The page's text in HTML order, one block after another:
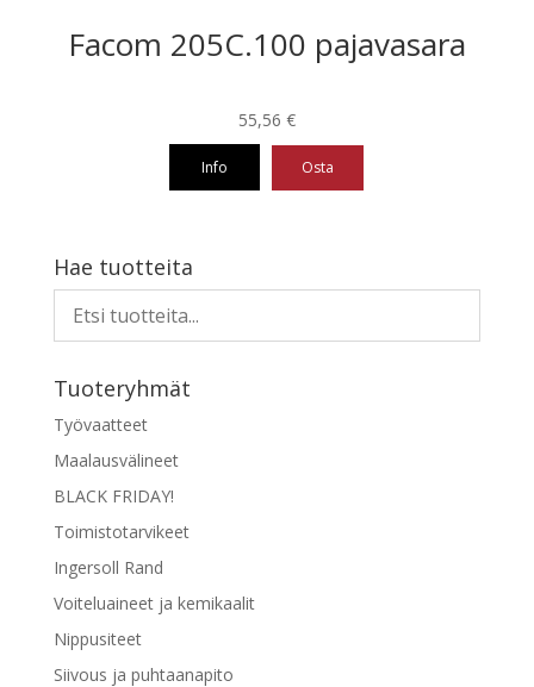
Facom 205C.100 pajavasara
55,56 €
Info Osta
Hae tuotteita
Tuoteryhmät
Työvaatteet
Maalausvälineet
BLACK FRIDAY!
Toimistotarvikeet
Ingersoll Rand
Voiteluaineet ja kemikaalit
Nippusiteet
Siivous ja puhtaanapito